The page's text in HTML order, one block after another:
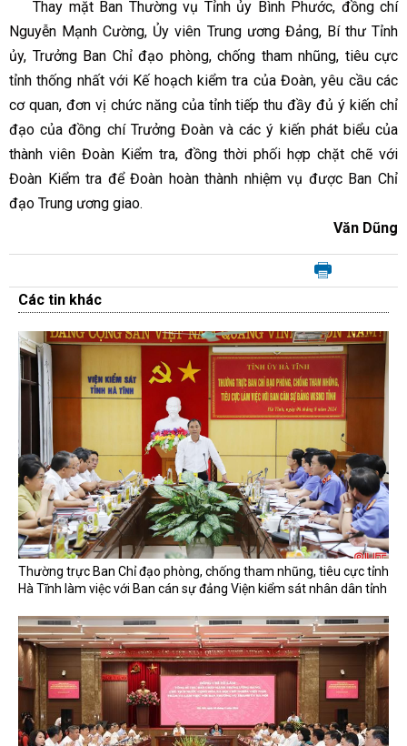
Thay mặt Ban Thường vụ Tỉnh ủy Bình Phước, đồng chí
Nguyễn Mạnh Cường, Ủy viên Trung ương Đảng, Bí thư Tỉnh
ủy, Trưởng Ban Chỉ đạo phòng, chống tham nhũng, tiêu cực
tỉnh thống nhất với Kế hoạch kiểm tra của Đoàn, yêu cầu các
cơ quan, đơn vị chức năng của tỉnh tiếp thu đầy đủ ý kiến chỉ
đạo của đồng chí Trưởng Đoàn và các ý kiến phát biểu của
thành viên Đoàn Kiểm tra, đồng thời phối hợp chặt chẽ với
Đoàn Kiểm tra để Đoàn hoàn thành nhiệm vụ được Ban Chỉ
đạo Trung ương giao.
Văn Dũng
Các tin khác
Thường trực Ban Chỉ đạo phòng, chống tham nhũng, tiêu cực tỉnh
Hà Tĩnh làm việc với Ban cán sự đảng Viện kiểm sát nhân dân tỉnh